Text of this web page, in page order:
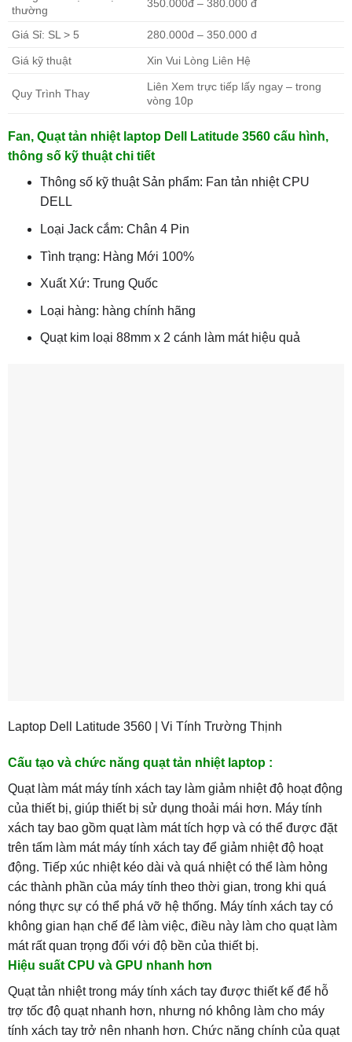
thường
350.000đ – 380.000 đ
Giá Sỉ: SL > 5 280.000đ – 350.000 đ
Giá kỹ thuật Xin Vui Lòng Liên Hệ
Quy Trình Thay
Liên Xem trực tiếp lấy ngay – trong
vòng 10p
Fan, Quạt tản nhiệt laptop Dell Latitude 3560 cấu hình,
thông số kỹ thuật chi tiết
Thông số kỹ thuật Sản phẩm: Fan tản nhiệt CPU
DELL
Loại Jack cắm: Chân 4 Pin
Tình trạng: Hàng Mới 100%
Xuất Xứ: Trung Quốc
Loại hàng: hàng chính hãng
Quạt kim loại 88mm x 2 cánh làm mát hiệu quả
Laptop Dell Latitude 3560 | Vi Tính Trường Thịnh
Cấu tạo và chức năng quạt tản nhiệt laptop :
Quạt làm mát máy tính xách tay làm giảm nhiệt độ hoạt động
của thiết bị, giúp thiết bị sử dụng thoải mái hơn. Máy tính
xách tay bao gồm quạt làm mát tích hợp và có thể được đặt
trên tấm làm mát máy tính xách tay để giảm nhiệt độ hoạt
động. Tiếp xúc nhiệt kéo dài và quá nhiệt có thể làm hỏng
các thành phần của máy tính theo thời gian, trong khi quá
nóng thực sự có thể phá vỡ hệ thống. Máy tính xách tay có
không gian hạn chế để làm việc, điều này làm cho quạt làm
mát rất quan trọng đối với độ bền của thiết bị.
Hiệu suất CPU và GPU nhanh hơn
Quạt tản nhiệt trong máy tính xách tay được thiết kế để hỗ
trợ tốc độ quạt nhanh hơn, nhưng nó không làm cho máy
tính xách tay trở nên nhanh hơn. Chức năng chính của quạt